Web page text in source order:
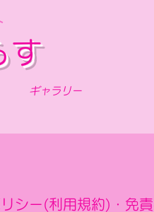
す
ギャラリー
シー(利用規約)・免